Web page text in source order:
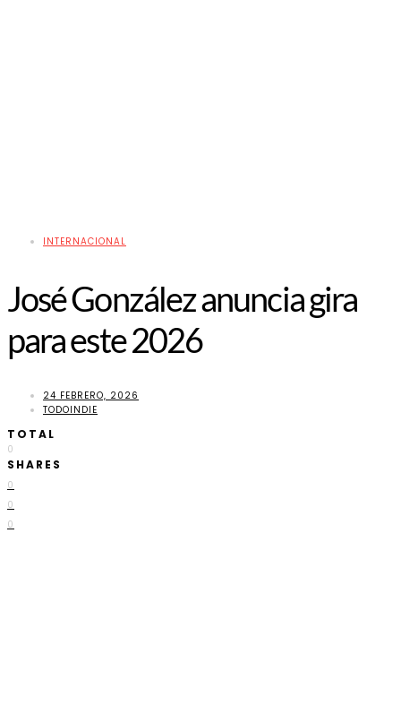
INTERNACIONAL
José González anuncia gira
para este 2026
24 FEBRERO, 2026
TODOINDIE
TOTAL
0
SHARES
0
0
0